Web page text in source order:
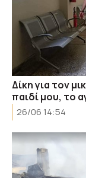
Δίκη για τον
παιδί μου, το
26/06 14:54